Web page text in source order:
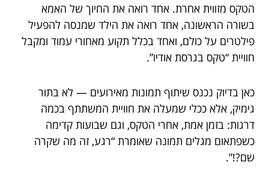
הטקס מזווית אחרת. אחד רואה את החיוך של האמא
בשורה הראשונה, אחד רואה את הילד שמנסה להפעיל
פילטרים על כולם, ואחד בכלל תקוע מאחורי עמוד ומקבל
חוויית “טקס בגרסת אודיו”.
כאן בדיוק נכנס שיתוף תמונות מאירועים — לא בתור
גימיק, אלא ככלי שמעלה את חוויית המשתתף בכמה
דרגות: בזמן אמת, אחרי הטקס, וגם שבועות קדימה
כשפתאום מגלים תמונה שאומרת “רגע, זה מה שקרה
שם?!”.